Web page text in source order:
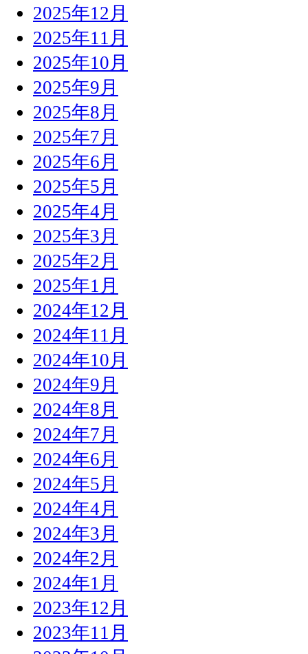
2025年12月
2025年11月
2025年10月
2025年9月
2025年8月
2025年7月
2025年6月
2025年5月
2025年4月
2025年3月
2025年2月
2025年1月
2024年12月
2024年11月
2024年10月
2024年9月
2024年8月
2024年7月
2024年6月
2024年5月
2024年4月
2024年3月
2024年2月
2024年1月
2023年12月
2023年11月